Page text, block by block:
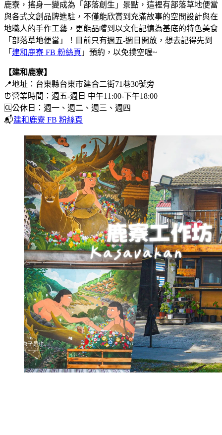
鹿寮，搖身一變成為「部落創生」景點，這裡有部落草地便當
與各式文創品牌進駐，不僅能欣賞到充滿故事的空間設計與在
地職人的手作工藝，更能品嚐到以文化記憶為基底的特色美食
「部落草地便當」！目前只有週五-週日開放，想去記得先到
「 建和鹿寮 FB 粉絲頁 」預約，以免撲空喔~
【建和鹿寮】
📍地址：台東縣台東市建合二街71巷30號旁
⏰營業時間：週五-週日 中午11:00-下午18:00
🆑公休日：週一、週二、週三、週四
📬建和鹿寮 FB 粉絲頁